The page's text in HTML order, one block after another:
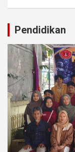
Pendidikan